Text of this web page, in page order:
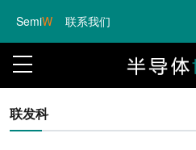
SemiW 联系我们
联发科